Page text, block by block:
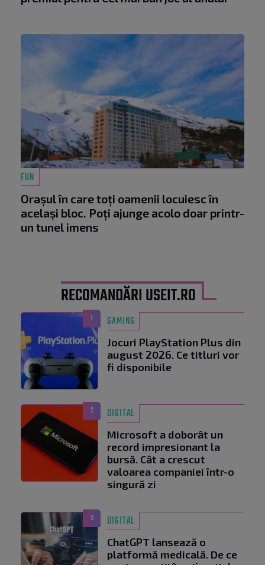
FUN
Orașul în care toți oamenii locuiesc în
același bloc. Poți ajunge acolo doar printr-
un tunel imens
RECOMANDĂRI USEIT.RO
1 GAMING
Jocuri PlayStation Plus din
august 2026. Ce titluri vor
fi disponibile
2 DIGITAL
Microsoft a doborât un
record impresionant la
bursă. Cât a crescut
valoarea companiei într-o
singură zi
3 DIGITAL
ChatGPT lansează o
platformă medicală. De ce